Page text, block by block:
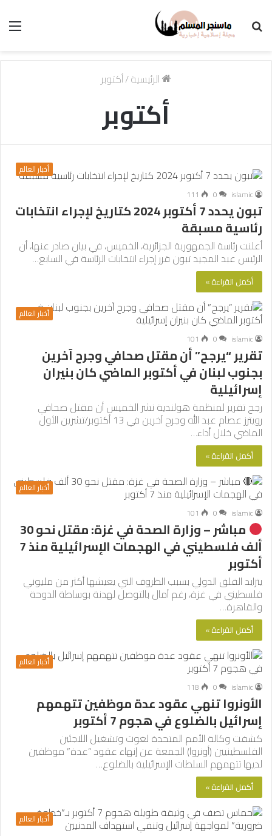
الرئيسية/أكتوبر
أكتوبر
أخبار العالم
islamic
0
111
تبون يحدد 7 أكتوبر 2024 كتاريخ لإجراء انتخابات
رئاسية مسبقة
أعلنت رئاسة الجمهورية الجزائرية، الخميس، في بيان صادر عنها، أن
الرئيس عبد المجيد تبون قرر إجراء انتخابات الرئاسة في السابع…
أكمل القراءة »
أخبار العالم
islamic
0
101
تقرير “يرجح” أن مقتل صحافي وجرح آخرين
بجنوب لبنان في أكتوبر الماضي كان بنيران
إسرائيلية
رجح تقرير لمنظمة هولندية نشر الخميس أن مقتل صحافي
رويترز عصام عبد الله وجرح آخرين في 13 أكتوبر/تشرين الأول
الماضي خلال أداء…
أكمل القراءة »
أخبار العالم
islamic
0
101
مباشر – وزارة الصحة في غزة: مقتل نحو 30
ألف فلسطيني في الهجمات الإسرائيلية منذ 7
أكتوبر
يتزايد القلق الدولي بسبب الظروف التي يعيشها أكثر من مليوني
فلسطيني في غزة، رغم آمال بالتوصل لهدنة بوساطة الدوحة
والقاهرة…
أكمل القراءة »
أخبار العالم
islamic
0
118
الأونروا تنهي عقود عدة موظفين تتهمهم
إسرائيل بالضلوع في هجوم 7 أكتوبر
كشفت وكالة الأمم المتحدة لغوث وتشغيل اللاجئين
الفلسطينيين (أونروا) الجمعة عن إنهاء عقود “عدة” موظفين
لديها تتهمهم السلطات الإسرائيلية بالضلوع…
أكمل القراءة »
أخبار العالم